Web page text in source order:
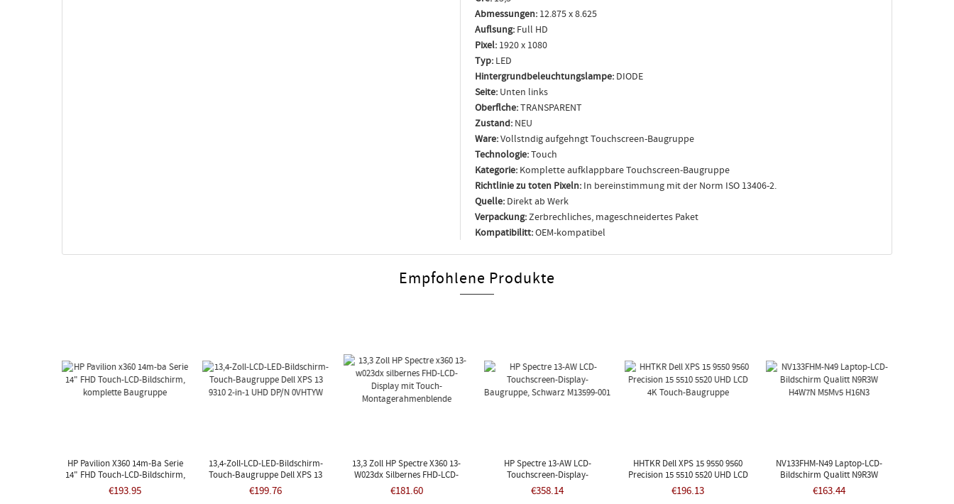
Abmessungen: 12.875 x 8.625
Auflsung: Full HD
Pixel: 1920 x 1080
Typ: LED
Hintergrundbeleuchtungslampe: DIODE
Seite: Unten links
Oberflche:TRANSPARENT
Zustand: NEU
Ware:Vollstndig aufgehngt Touchscreen-Baugruppe
Technologie:Touch
Kategorie: Komplette aufklappbare Touchscreen-Baugruppe
Richtlinie zu toten Pixeln: In bereinstimmung mit der Norm ISO 13406-2.
Quelle: Direkt ab Werk
Verpackung:Zerbrechliches, mageschneidertes Paket
Kompatibilitt:OEM-kompatibel
Empfohlene Produkte
HP Pavilion X360 14m-Ba Serie
14" FHD Touch-LCD-Bildschirm,
Komplette Baugruppe
€193.95
13,4-Zoll-LCD-LED-Bildschirm-
Touch-Baugruppe Dell XPS 13
9310 2-In-1 UHD DP/N 0VHTYW
€199.76
13,3 Zoll HP Spectre X360 13-
W023dx Silbernes FHD-LCD-
Display Mit Touch-
Montagerahmenblende
€181.60
HP Spectre 13-AW LCD-
Touchscreen-Display-
Baugruppe, Schwarz M13599-001
€358.14
HHTKR Dell XPS 15 9550 9560
Precision 15 5510 5520 UHD LCD
4K Touch-Baugruppe
€196.13
NV133FHM-N49 Laptop-LCD-
Bildschirm Qualitt N9R3W
H4W7N M5Mv5 H16N3
€163.44